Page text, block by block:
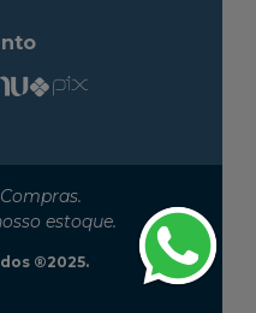
estoque.
®2025.